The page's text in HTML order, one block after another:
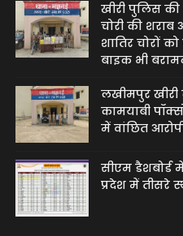
खीरी पुलिस
चोरी की
शातिर चोरों
बाइक भी
लखीमपुर
कामयाबी
में वांछित
सीएम डैशबोर्ड
प्रदेश में तीसरे